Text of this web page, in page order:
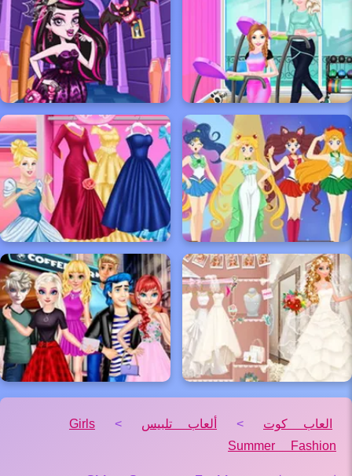
العاب كوت > ألعاب تلبيس >
Girls
Summer Fashion